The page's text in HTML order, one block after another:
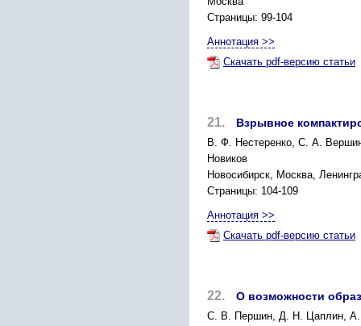
Страницы: 99-104
Аннотация >>
Скачать pdf-версию статьи
21. Взрывное
В. Ф. Нестеренко, С. А.
Новиков
Новосибирск, Москва,
Страницы: 104-109
Аннотация >>
Скачать pdf-версию статьи
22. О возможности
С. В. Першин, Д. Н. Цаплин, А.